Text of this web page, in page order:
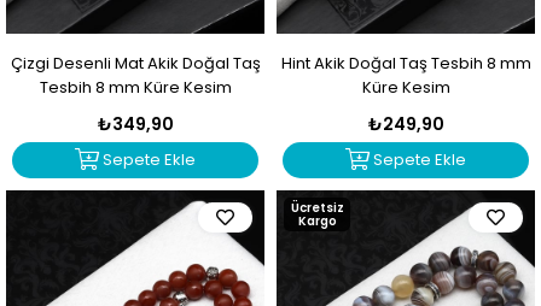
Çizgi Desenli Mat Akik Doğal Taş
Tesbih 8 mm Küre Kesim
₺349,90
Sepete Ekle
Hint Akik Doğal Taş Tesbih 8 mm
Küre Kesim
₺249,90
Sepete Ekle
Ücretsiz
Kargo